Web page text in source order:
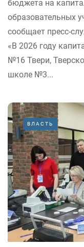
бюджета на
образовательных
сообщает пресс-
«В 2026 году
№16 Твери,
школе №3...
ВЛАСТЬ